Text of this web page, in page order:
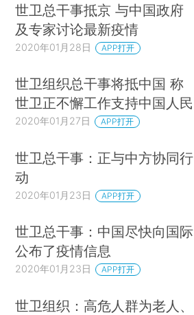
世卫总干事抵京 与中国政府
及专家讨论最新疫情
2020年01月28日 APP打开
世卫组织总干事将抵中国 称
世卫正不懈工作支持中国人民
2020年01月27日 APP打开
世卫总干事：正与中方协同行
动
2020年01月23日 APP打开
世卫总干事：中国尽快向国际
公布了疫情信息
2020年01月23日 APP打开
世卫组织：高危人群为老人、